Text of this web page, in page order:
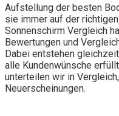
Aufstellung der besten
sie immer auf der
Sonnenschirm Vergleich
Bewertungen und
Dabei entstehen
alle Kundenwünsche
unterteilen wir in
Neuerscheinungen.